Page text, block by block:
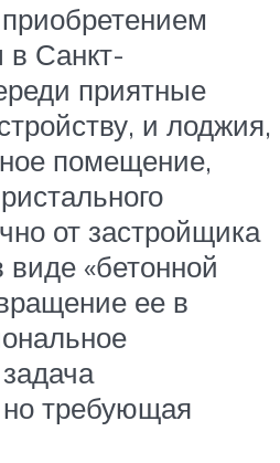
в Санкт-
приятные
и лоджия,
помещение,
от застройщика
виде «бетонной
ее в
но требующая